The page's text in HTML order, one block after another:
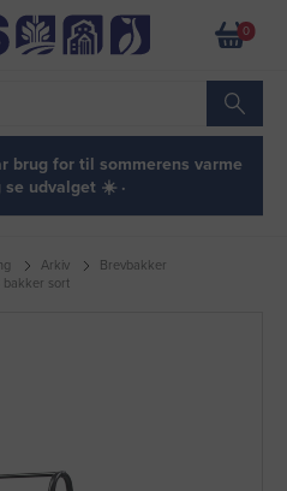
0
brug for til sommerens varme
se udvalget ☀️ ·
Arkiv
Brevbakker
bakker sort